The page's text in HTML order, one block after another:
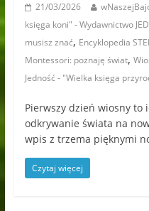
21/03/2026
księga koni" - Wydawnictwo
musisz znać, Encyklopedia
Montessori: poznaję świat,
Jedność - "Wielka księga
Pierwszy dzień wiosny to
odkrywanie świata na
wpis z trzema pięknymi
Czytaj więcej